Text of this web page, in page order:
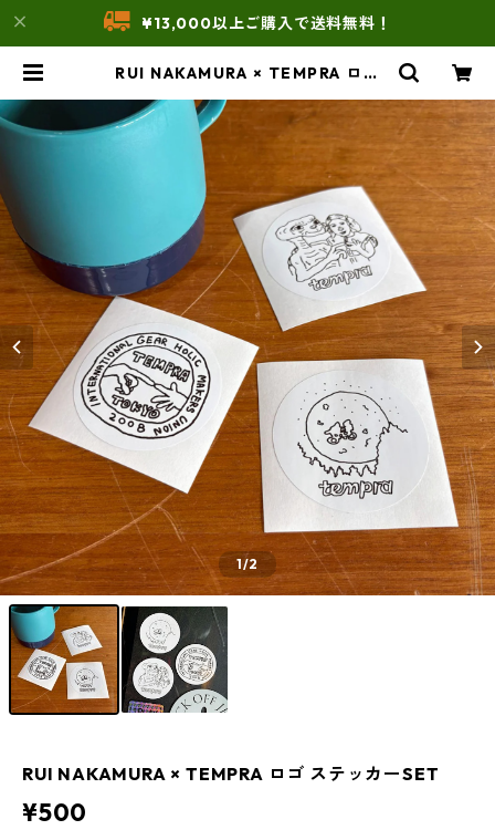
¥13,000以上ご購入で送料無料！
RUI NAKAMURA × TEMPRA ロゴ
TORE
1/2
RUI NAKAMURA × TEMPRA ロゴ ステッカーSET
¥500